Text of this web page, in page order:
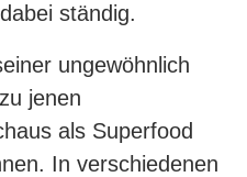
ständig.
ungewöhnlich
jenen
als Superfood
In verschiedenen